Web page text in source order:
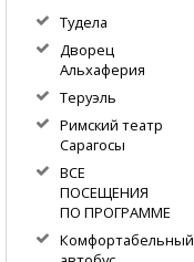
Тудела
Дворец
Альхаферия
Теруэль
Римский театр
Сарагосы
ВСЕ
ПОСЕЩЕНИЯ
ПО ПРОГРАММЕ
Комфортабельный